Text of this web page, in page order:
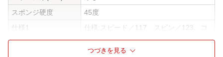
スポンジ硬度
45度
仕様1
仕様:スピード／117、スピン／123、コ
つづきを見る